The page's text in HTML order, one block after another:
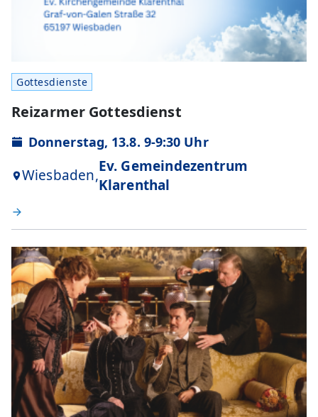
Gottesdienste
Reizarmer Gottesdienst
Donnerstag, 13.8. 9-9:30 Uhr
Wiesbaden,
Ev. Gemeindezentrum
Klarenthal